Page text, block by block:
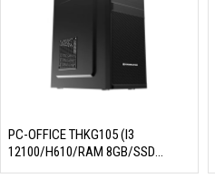
PC-OFFICE THKG105 (I3
12100/H610/RAM 8GB/SSD
120GB/550W/DOS)